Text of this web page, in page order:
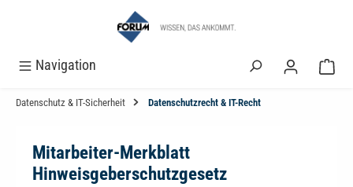
Navigation
Datenschutz & IT-Sicherheit Datenschutzrecht & IT-Recht
Mitarbeiter-Merkblatt
Hinweisgeberschutzgesetz